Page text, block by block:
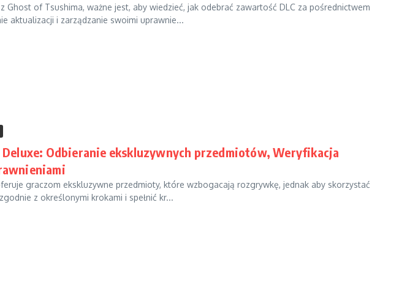
Ghost of Tsushima, ważne jest, aby wiedzieć, jak odebrać zawartość DLC za pośrednictwem
aktualizacji i zarządzanie swoimi uprawnie...
Deluxe: Odbieranie ekskluzywnych przedmiotów, Weryfikacja
graczom ekskluzywne przedmioty, które wzbogacają rozgrywkę, jednak aby skorzystać
z określonymi krokami i spełnić kr...